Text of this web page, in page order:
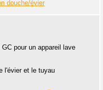
douche/évier
pour un appareil lave
l'évier et le tuyau